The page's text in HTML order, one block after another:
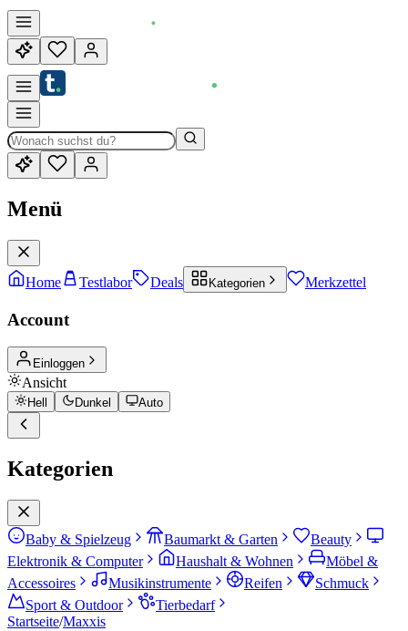
Menü
Home Testlabor Deals Kategorien Merkzettel
Account
Einloggen
Ansicht
Hell Dunkel Auto
Kategorien
Baby & Spielzeug Baumarkt & Garten
Beauty
Elektronik & Computer
Haushalt & Wohnen
Möbel &
Accessoires
Musikinstrumente Reifen
Schmuck
Sport & Outdoor
Tierbedarf
Startseite/Maxxis